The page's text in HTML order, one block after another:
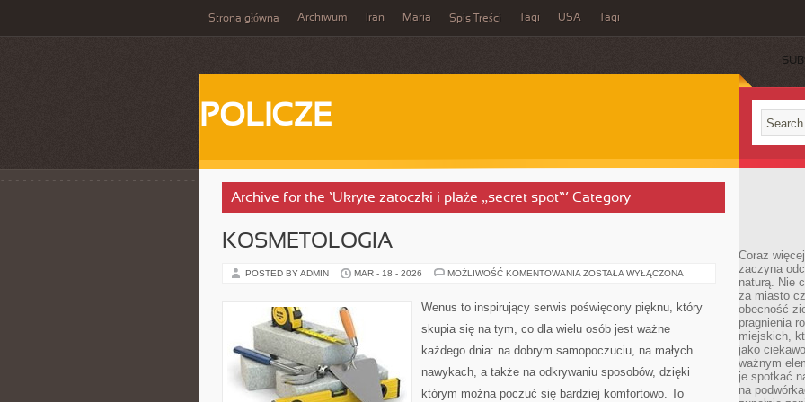
Strona główna Archiwum Iran Maria Spis Treści Tagi USA Tagi
POLICZE
Archive for the ‘Ukryte zatoczki i plaże „secret spot”’ Category
KOSMETOLOGIA
POSTED BY ADMIN MAR - 18 - 2026 MOŻLIWOŚĆ KOMENTOWANIA KOSMETOLOGIA
ZOSTAŁA WYŁĄCZONA
Wenus to inspirujący serwis poświęcony pięknu, który
skupia się na tym, co dla wielu osób jest ważne
każdego dnia: na dobrym samopoczuciu, na małych
nawykach, a także na odkrywaniu sposobów, dzięki
którym można poczuć się bardziej komfortowo. To
Coraz
zaczyna
naturą. Nie
za miasto
obecność
pragnienia
miejskich,
jako
ważnym
je spotkać
na